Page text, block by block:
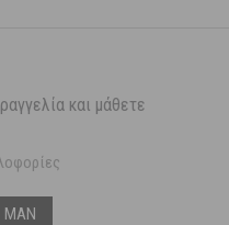
και μάθετε
MAN